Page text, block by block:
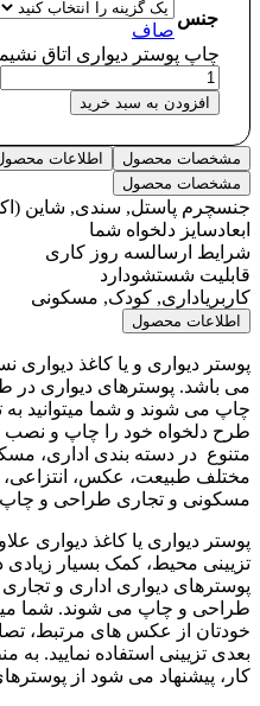
جنس
صاف
چاپ پوستر دیواری اتاق نشیمن کد
افزودن به سبد خرید
مشخصات محصول اطلاعات
مشخصات محصول
جنسچرم پاستل, سندی, شاین
ابعادسایز دلخواه شما
شرایط ارسالسه روز کاری
قابلیت شستشودارد
کاربریاداری, کودک, مسکونی
اطلاعات محصول
پوستر دیواری و یا کاغذ دیواری
می باشد. پوسترهای دیواری در
چاپ می شوند و شما میتوانید به
طرح دلخواه خود را چاپ و نصب
متنوع در دسته‌ بندی اداری،
مختلف طبیعت، عکس،
مسکونی و تجاری طراحی و
پوستر دیواری یا کاغذ دیواری
تزیینی محیط، کمک بسیار
پوسترهای دیواری اداری و
طراحی و چاپ می شوند. شما
خودتان از عکس های مرتبط،
بعدی تزیینی استفاده نمایید.
کار، پیشنهاد می شود از